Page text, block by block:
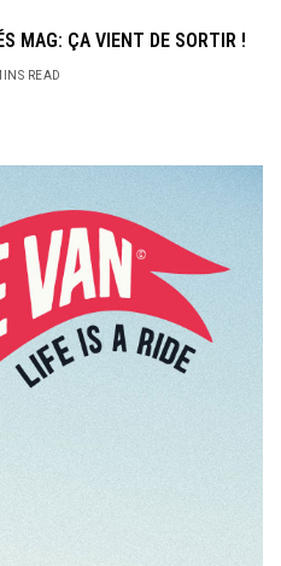
MAG: ÇA VIENT DE SORTIR !
READ